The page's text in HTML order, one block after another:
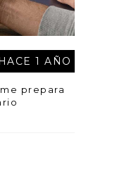
1 AÑO
prepara